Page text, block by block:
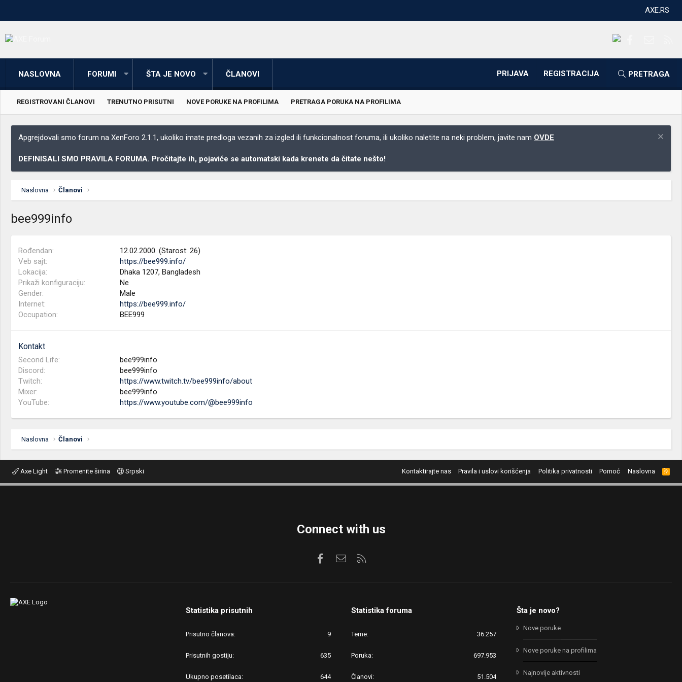
AXE.RS
NASLOVNA FORUMI ŠTA JE NOVO ČLANOVI PRIJAVA REGISTRACIJA PRETRAGA
REGISTROVANI ČLANOVI TRENUTNO PRISUTNI NOVE PORUKE NA PROFILIMA PRETRAGA PORUKA NA PROFILIMA
Apgrejdovali smo forum na XenForo 2.1.1, ukoliko imate predloga vezanih za izgled ili funkcionalnost foruma, ili ukoliko naletite na neki problem, javite nam OVDE
DEFINISALI SMO PRAVILA FORUMA. Pročitajte ih, pojaviće se automatski kada krenete da čitate nešto!
Naslovna Članovi
bee999info
Rođendan
12.02.2000. (Starost: 26)
Veb sajt
https://bee999.info/
Lokacija
Dhaka 1207, Bangladesh
Prikaži konfiguraciju
Ne
Gender
Male
Internet
https://bee999.info/
Occupation
BEE999
Kontakt
Second Life
bee999info
Discord
bee999info
Twitch
https://www.twitch.tv/bee999info/about
Mixer
bee999info
YouTube
https://www.youtube.com/@bee999info
Naslovna Članovi
Axe Light Promenite širina Srpski Kontaktirajte nas Pravila i uslovi korišćenja Politika privatnosti Pomoć Naslovna
R
S
S
Connect with us
FacebookKontaktirajte nas
Statistika prisutnih
Prisutno članova 9
Prisutnih gostiju 635
Ukupno posetilaca 644
Statistika foruma
Teme 36.257
Poruka 697.953
Članovi 51.504
Šta je novo?
Nove poruke
Nove poruke na profilima
Najnovije aktivnosti